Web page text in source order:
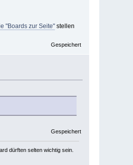
"Boards zur Seite"stellen
Gespeichert
Gespeichert
dürften selten wichtig sein.